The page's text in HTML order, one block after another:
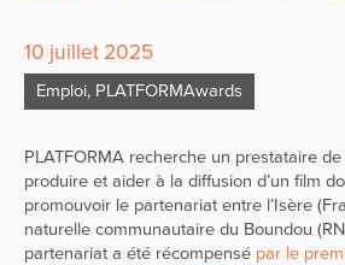
10 juillet 2025
Emploi, PLATFORMAwards
PLATFORMA recherche un prestataire
produire et aider à la diffusion d’un film
promouvoir le partenariat entre l’Isère
naturelle communautaire du Boundou
partenariat a été récompensé par le